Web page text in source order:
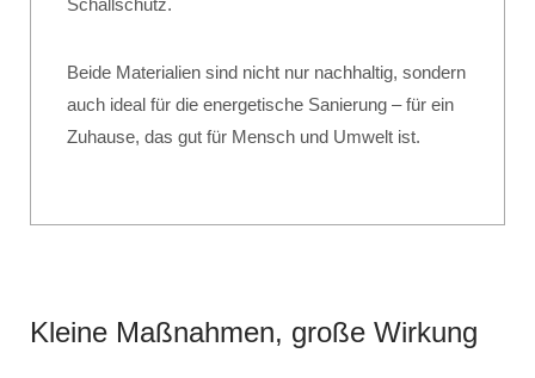
Schallschutz.
Beide Materialien sind nicht nur nachhaltig, sondern
auch ideal für die energetische Sanierung – für ein
Zuhause, das gut für Mensch und Umwelt ist.
Kleine Maßnahmen, große Wirkung